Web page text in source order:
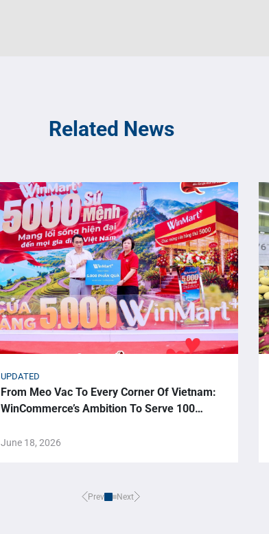
Related News
UPDATED
From Meo Vac To Every Corner Of Vietnam:
WinCommerce’s Ambition To Serve 100
June 18, 2026
Prev Next